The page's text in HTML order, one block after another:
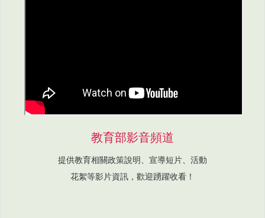
教育部影音頻道
提供教育相關政策說明、宣導短片、活動
花絮等影片資訊，歡迎踴躍收看！